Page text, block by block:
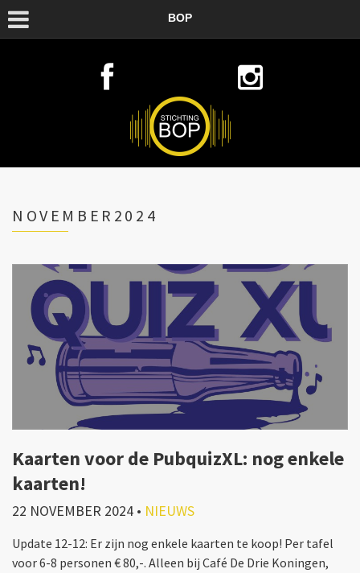
BOP
NOVEMBER2024
Kaarten voor de PubquizXL: nog enkele
kaarten!
22 NOVEMBER 2024 • NIEUWS
Update 12-12: Er zijn nog enkele kaarten te koop! Per tafel
voor 6-8 personen € 80,-. Alleen bij Café De Drie Koningen,